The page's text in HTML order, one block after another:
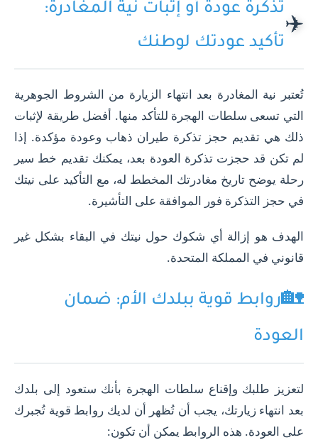
✈️
تذكرة عودة أو إثبات نية المغادرة:
تأكيد عودتك لوطنك
تُعتبر نية المغادرة بعد انتهاء الزيارة من الشروط الجوهرية
التي تسعى سلطات الهجرة للتأكد منها. أفضل طريقة لإثبات
ذلك هي تقديم حجز تذكرة طيران ذهاب وعودة مؤكدة. إذا
لم تكن قد حجزت تذكرة العودة بعد، يمكنك تقديم خط سير
رحلة يوضح تاريخ مغادرتك المخطط له، مع التأكيد على نيتك
في حجز التذكرة فور الموافقة على التأشيرة.
الهدف هو إزالة أي شكوك حول نيتك في البقاء بشكل غير
قانوني في المملكة المتحدة.
🏡روابط قوية ببلدك الأم: ضمان
العودة
لتعزيز طلبك وإقناع سلطات الهجرة بأنك ستعود إلى بلدك
بعد انتهاء زيارتك، يجب أن تُظهر أن لديك روابط قوية تُجبرك
على العودة. هذه الروابط يمكن أن تكون: